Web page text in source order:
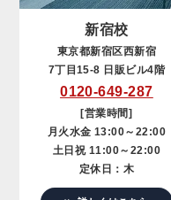
新宿校
東京都新宿区西新宿
7丁目15-8 日販ビル4階
0120-649-287
[営業時間]
月火水金 13:00～22:00
土日祝 11:00～22:00
定休日：木